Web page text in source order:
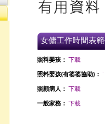
女傭工作時間表
照料嬰孩： 下載
照料嬰孩(有婆婆協助)：
照顧病人： 下載
一般家務： 下載